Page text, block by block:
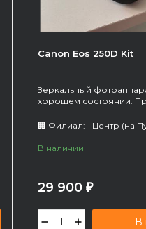
Canon Eos 250D Kit
Зеркальный
хорошем состоянии.
объективом.
🏢 Филиал: Центр (на
В наличии
29 900 ₽
В